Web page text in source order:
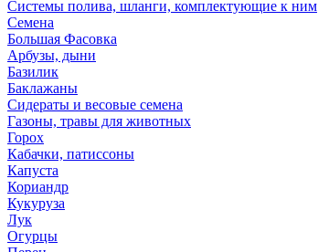
Системы полива, шланги, комплектующие к ним
Семена
Большая Фасовка
Арбузы, дыни
Базилик
Баклажаны
Сидераты и весовые семена
Газоны, травы для животных
Горох
Кабачки, патиссоны
Капуста
Кориандр
Кукуруза
Лук
Огурцы